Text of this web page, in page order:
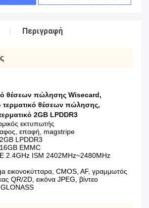
Περιγραφή
θέσεων πώλησης Wisecard,
τερματικό θέσεων πώλησης,
2GB LPDDR3
εκτυπωτής
επαφή, magstripe
LPDDR3
EMMC
2.4GHz ISM 2402MHz~2480MHz
εικονοκύτταρα, CMOS, AF, γραμμωτός
QR/2D, εικόνα JPEG, βίντεο